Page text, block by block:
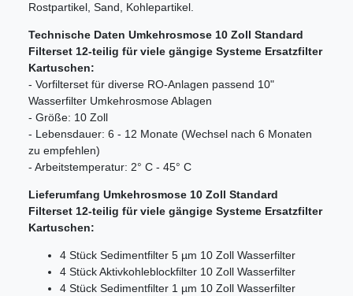
Rostpartikel, Sand, Kohlepartikel.
Technische Daten Umkehrosmose 10 Zoll Standard
Filterset 12-teilig für viele gängige Systeme Ersatzfilter
Kartuschen:
- Vorfilterset für diverse RO-Anlagen passend 10"
Wasserfilter Umkehrosmose Ablagen
- Größe: 10 Zoll
- Lebensdauer: 6 - 12 Monate (Wechsel nach 6 Monaten
zu empfehlen)
- Arbeitstemperatur: 2° C - 45° C
Lieferumfang Umkehrosmose 10 Zoll Standard
Filterset 12-teilig für viele gängige Systeme Ersatzfilter
Kartuschen:
4 Stück Sedimentfilter 5 µm 10 Zoll Wasserfilter
4 Stück Aktivkohleblockfilter 10 Zoll Wasserfilter
4 Stück Sedimentfilter 1 µm 10 Zoll Wasserfilter